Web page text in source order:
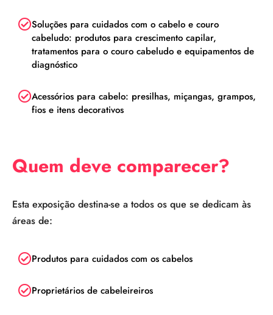
Soluções para cuidados com o cabelo e couro
cabeludo: produtos para crescimento capilar,
tratamentos para o couro cabeludo e equipamentos de
diagnóstico
Acessórios para cabelo: presilhas, miçangas, grampos,
fios e itens decorativos
Quem deve comparecer?
Esta exposição destina-se a todos os que se dedicam às
áreas de:
Produtos para cuidados com os cabelos
Proprietários de cabeleireiros